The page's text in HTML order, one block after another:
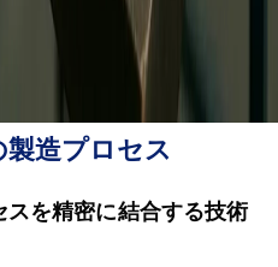
造プロセス
を精密に結合する技術